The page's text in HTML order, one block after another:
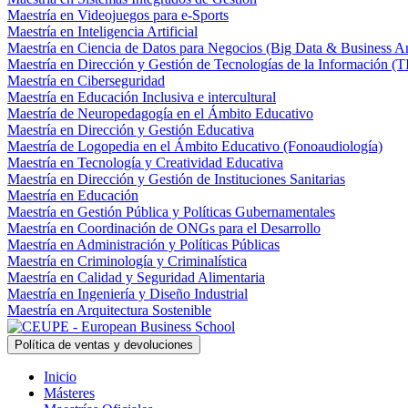
Maestría en Videojuegos para e-Sports
Maestría en Inteligencia Artificial
Maestría en Ciencia de Datos para Negocios (Big Data & Business
Maestría en Dirección y Gestión de Tecnologías de la Información
Maestría en Ciberseguridad
Maestría en Educación Inclusiva e intercultural
Maestría de Neuropedagogía en el Ámbito Educativo
Maestría en Dirección y Gestión Educativa
Maestría de Logopedia en el Ámbito Educativo (Fonoaudiología)
Maestría en Tecnología y Creatividad Educativa
Maestría en Dirección y Gestión de Instituciones Sanitarias
Maestría en Educación
Maestría en Gestión Pública y Políticas Gubernamentales
Maestría en Coordinación de ONGs para el Desarrollo
Maestría en Administración y Políticas Públicas
Maestría en Criminología y Criminalística
Maestría en Calidad y Seguridad Alimentaria
Maestría en Ingeniería y Diseño Industrial
Maestría en Arquitectura Sostenible
Política de ventas y devoluciones
Inicio
Másteres